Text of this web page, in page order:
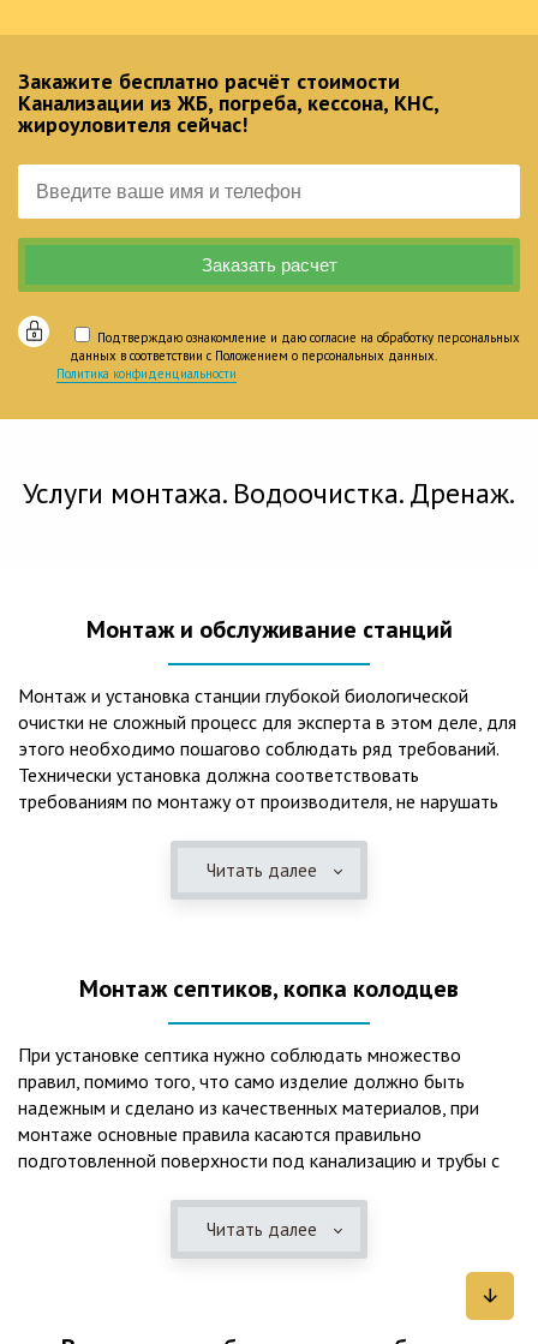
Закажите бесплатно расчёт стоимости
Канализации из ЖБ, погреба, кессона, КНС,
жироуловителя сейчас!
Подтверждаю ознакомление и даю согласие на обработку персональных
данных в соответствии с Положением о персональных данных.
Политика конфиденциальности
Услуги монтажа. Водоочистка. Дренаж.
Монтаж и обслуживание станций
Монтаж и установка станции глубокой биологической
очистки не сложный процесс для эксперта в этом деле, для
этого необходимо пошагово соблюдать ряд требований.
Технически установка должна соответствовать
требованиям по монтажу от производителя, не нарушать
представления о требованиях ПУЭ, ведь не качественный
монтаж может привезти не только к выходу из строя
вод – самый эффективный способ из всех существующих
оборудования вода может применяться для хозяйственных
нужд и полива огорода, а остатки ила при чистке могут
стать эффективным удобрением. Нет необходимости
тратить средства на ассенизаторскую машину. Системы
монтируются при минимуме земляных работ, без грязи и
заезда крупной техники, даже при очень высоком уровне
грунтовых вод. Служат до 50 и более лет при уникальной
необходимо удалять ил, самостоятельно или с помощью
Читать далее
Монтаж септиков, копка колодцев
При установке септика нужно соблюдать множество
правил, помимо того, что само изделие должно быть
надежным и сделано из качественных материалов, при
монтаже основные правила касаются правильно
подготовленной поверхности под канализацию и трубы с
Мы установим Вам емкости для фильтрации и отстаивания
сточных вод по технологиям, не приводящим к загрязнению
Читать далее